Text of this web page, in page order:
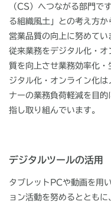
（CS）へつながる部門で
る組織風土」との考え方
営業品質の向上に努めてい
従来業務をデジタル化・
質を向上させ業務効率化
ジタル化・オンライン化
ナーの業務負荷軽減を目
指し取り組んでいます。
デジタルツールの活用
タブレットPCや動画を用
ョン活動を努めるととも